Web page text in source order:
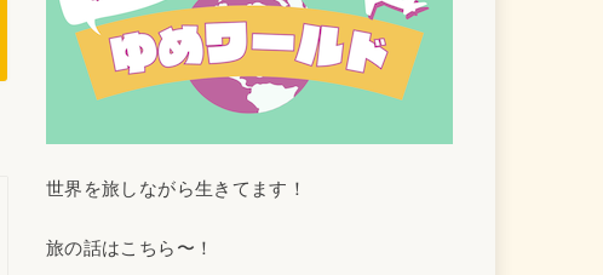
世界を旅しながら生きてます！
旅の話はこちら〜！